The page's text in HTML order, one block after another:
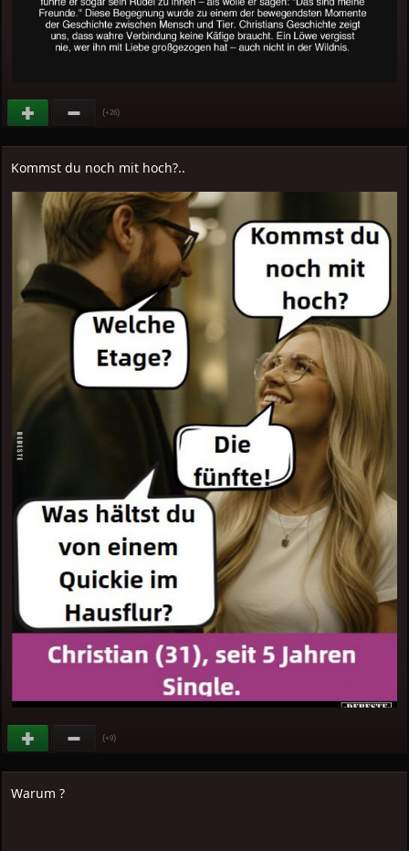
(+26)
Kommst du noch mit hoch?..
(+9)
Warum ?